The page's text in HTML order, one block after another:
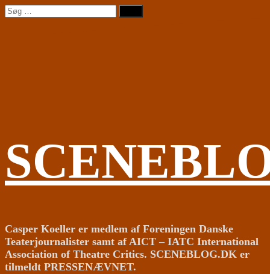
Videre
til
Søg
efter:
Casper Koeller er medlem af Foreningen Danske
Teaterjournalister samt af AICT – IATC International
Association of Theatre Critics. SCENEBLOG.DK er
tilmeldt PRESSENÆVNET.